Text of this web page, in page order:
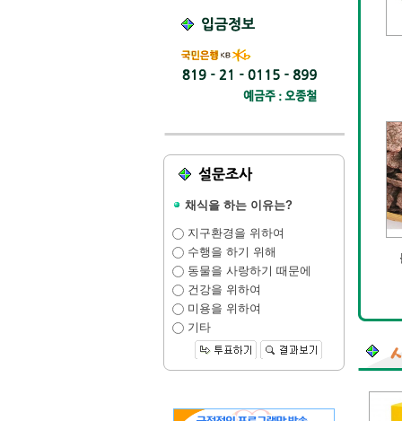
채식을 하는 이유는?
지구환경을 위하여
수행을 하기 위해
동물을 사랑하기 때문에
건강을 위하여
미용을 위하여
기타